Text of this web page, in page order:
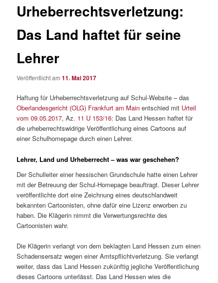
Urheberrechtsverletzung:
Das Land haftet für seine
Lehrer
Veröffentlicht am11. Mai 2017
Haftung für Urheberrechtsverletzung auf Schul-Website – das
Oberlandesgericht (OLG) Frankfurt am Main entschied mit Urteil
vom 09.05.2017, Az. 11 U 153/16: Das Land Hessen haftet für
die urheberrechtswidrige Veröffentlichung eines Cartoons auf
einer Schulhomepage durch einen Lehrer.
Lehrer, Land und Urheberrecht – was war geschehen?
Der Schulleiter einer hessischen Grundschule hatte einen Lehrer
mit der Betreuung der Schul-Homepage beauftragt. Dieser Lehrer
veröffentlichte dort eine Zeichnung eines deutschlandweit
bekannten Cartoonisten, ohne dafür eine Lizenz erworben zu
haben. Die Klägerin nimmt die Verwertungsrechte des
Cartoonisten wahr.
Die Klägerin verlangt von dem beklagten Land Hessen zum einen
Schadensersatz wegen einer Amtspflichtverletzung. Sie verlangt
weiter, dass das Land Hessen zukünftig jegliche Veröffentlichung
dieses Cartoons unterlässt. Das Land Hessen wies die